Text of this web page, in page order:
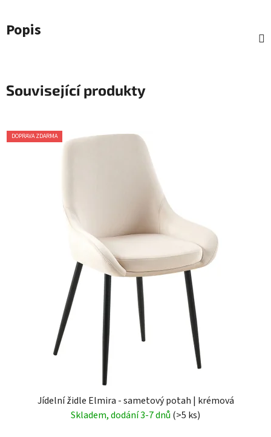
Popis
Související produkty
DOPRAVA ZDARMA
Jídelní židle Elmira - sametový potah | krémová
Skladem, dodání 3-7 dnů (>5 ks)